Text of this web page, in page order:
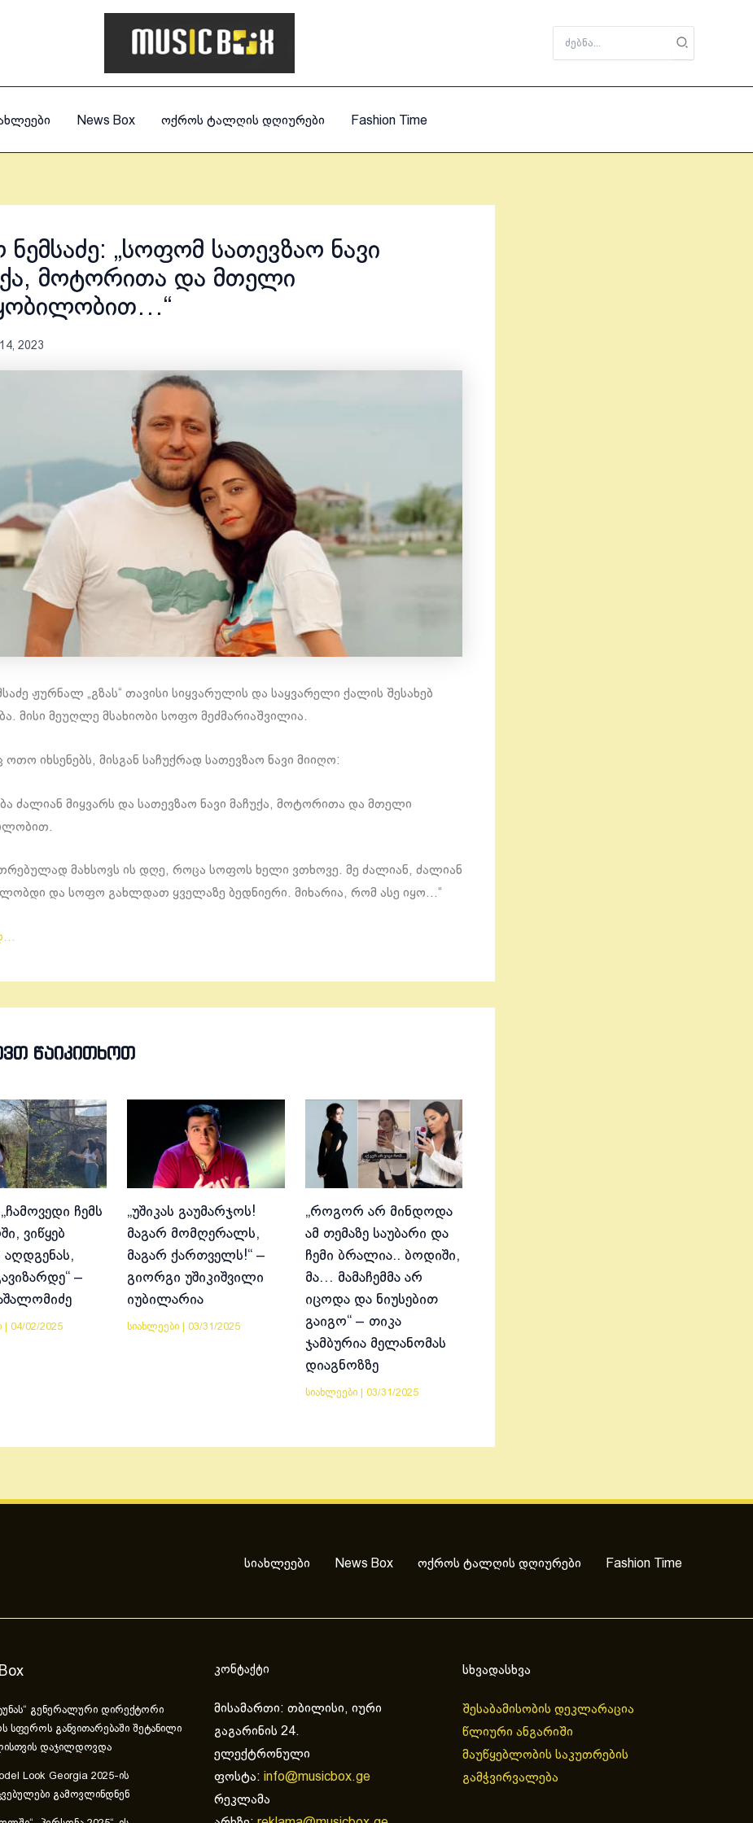
for:
News Box ოქროს ტალღის დღიურები Fashion Time
„სოფომ სათევზაო ნავი
მოტორითა და მთელი
2023
ჟურნალ „გზას“ თავისი სიყვარულის და საყვარელი ქალის შესახებ
მისი მეუღლე მსახიობი სოფო მეძმარიაშვილია.
იხსენებს, მისგან საჩუქრად სათევზაო ნავი მიიღო:
ძალიან მიყვარს და სათევზაო ნავი მაჩუქა, მოტორითა და მთელი
მახსოვს ის დღე, როცა სოფოს ხელი ვთხოვე. მე ძალიან, ძალიან
და სოფო გახლდათ ყველაზე ბედნიერი. მიხარია, რომ ასე იყო…“
ᲬᲐᲘᲙᲘᲗᲮᲝᲗ
ჩემს
ვიწყებ
აღდგენას,
–
04/02/2025
„უშიკას გაუმარჯოს!
მაგარ მომღერალს,
მაგარ ქართველს!“ –
გიორგი უშიკიშვილი
იუბილარია
სიახლეები |03/31/2025
„როგორ არ მინდოდა
ამ თემაზე საუბარი და
ჩემი ბრალია.. ბოდიში,
მა… მამაჩემმა არ
იცოდა და ნიუსებით
გაიგო“ – თიკა
ჯამბურია მელანომას
დიაგნოზზე
სიახლეები| 03/31/2025
სიახლეები News Box ოქროს ტალღის დღიურები Fashion Time
გენერალური დირექტორი
სფეროს განვითარებაში შეტანილი
დაჯილდოვდა
Look Georgia 2025-ის
გამოვლინდნენ
კონტაქტი
მისამართი: თბილისი, იური
გაგარინის 24.
ელექტრონული
ფოსტა: info@musicbox.ge
რეკლამა
სხვადასხვა
შესაბამისობის დეკლარაცია
წლიური ანგარიში
მაუწყებლობის საკუთრების
გამჭვირვალება